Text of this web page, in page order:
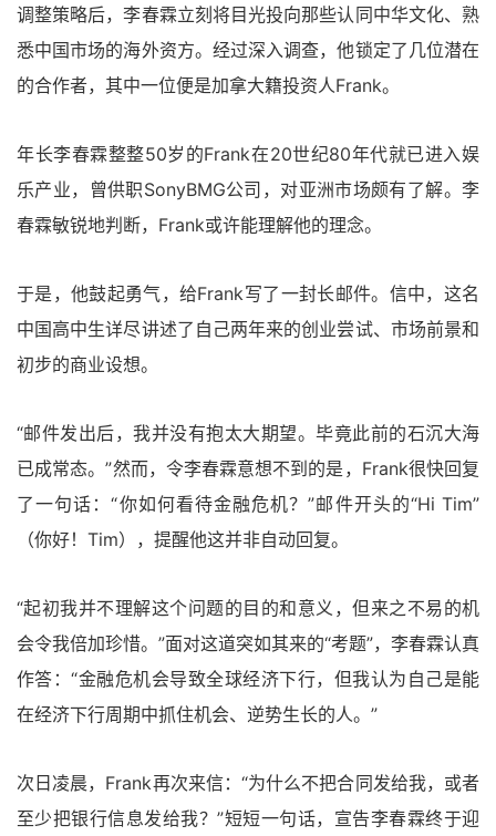
调整策略后，李春霖立刻将目光投向那些认同中华文化、熟
悉中国市场的海外资方。经过深入调查，他锁定了几位潜在
的合作者，其中一位便是加拿大籍投资人Frank。
年长李春霖整整50岁的Frank在20世纪80年代就已进入娱
乐产业，曾供职SonyBMG公司，对亚洲市场颇有了解。李
春霖敏锐地判断，Frank或许能理解他的理念。
于是，他鼓起勇气，给Frank写了一封长邮件。信中，这名
中国高中生详尽讲述了自己两年来的创业尝试、市场前景和
初步的商业设想。
“邮件发出后，我并没有抱太大期望。毕竟此前的石沉大海
已成常态。”然而，令李春霖意想不到的是，Frank很快回复
了一句话：“你如何看待金融危机？”邮件开头的“Hi Tim”
（你好！Tim），提醒他这并非自动回复。
“起初我并不理解这个问题的目的和意义，但来之不易的机
会令我倍加珍惜。”面对这道突如其来的“考题”，李春霖认真
作答：“金融危机会导致全球经济下行，但我认为自己是能
在经济下行周期中抓住机会、逆势生长的人。”
次日凌晨，Frank再次来信：“为什么不把合同发给我，或者
至少把银行信息发给我？”短短一句话，宣告李春霖终于迎